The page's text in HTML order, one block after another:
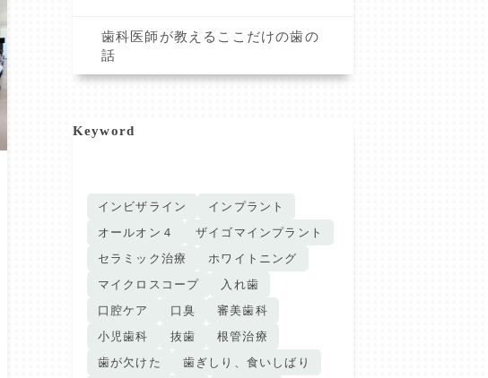
歯科医師が教えるここだけの歯の
話
Keyword
インビザライン
インプラント
オールオン４
ザイゴマインプラント
セラミック治療
ホワイトニング
マイクロスコープ
入れ歯
口腔ケア
口臭
審美歯科
小児歯科
抜歯
根管治療
歯が欠けた
歯ぎしり、食いしばり